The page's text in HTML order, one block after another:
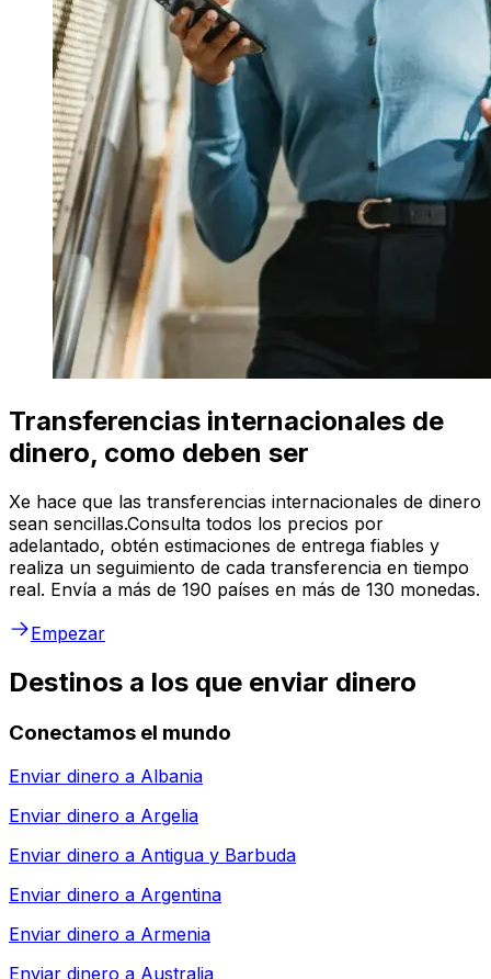
Transferencias internacionales de
dinero, como deben ser
Xe hace que las transferencias internacionales de dinero
sean sencillas.Consulta todos los precios por
adelantado, obtén estimaciones de entrega fiables y
realiza un seguimiento de cada transferencia en tiempo
real. Envía a más de 190 países en más de 130 monedas.
Empezar
Destinos a los que enviar dinero
Conectamos el mundo
Enviar dinero a Albania
Enviar dinero a Argelia
Enviar dinero a Antigua y Barbuda
Enviar dinero a Argentina
Enviar dinero a Armenia
Enviar dinero a Australia